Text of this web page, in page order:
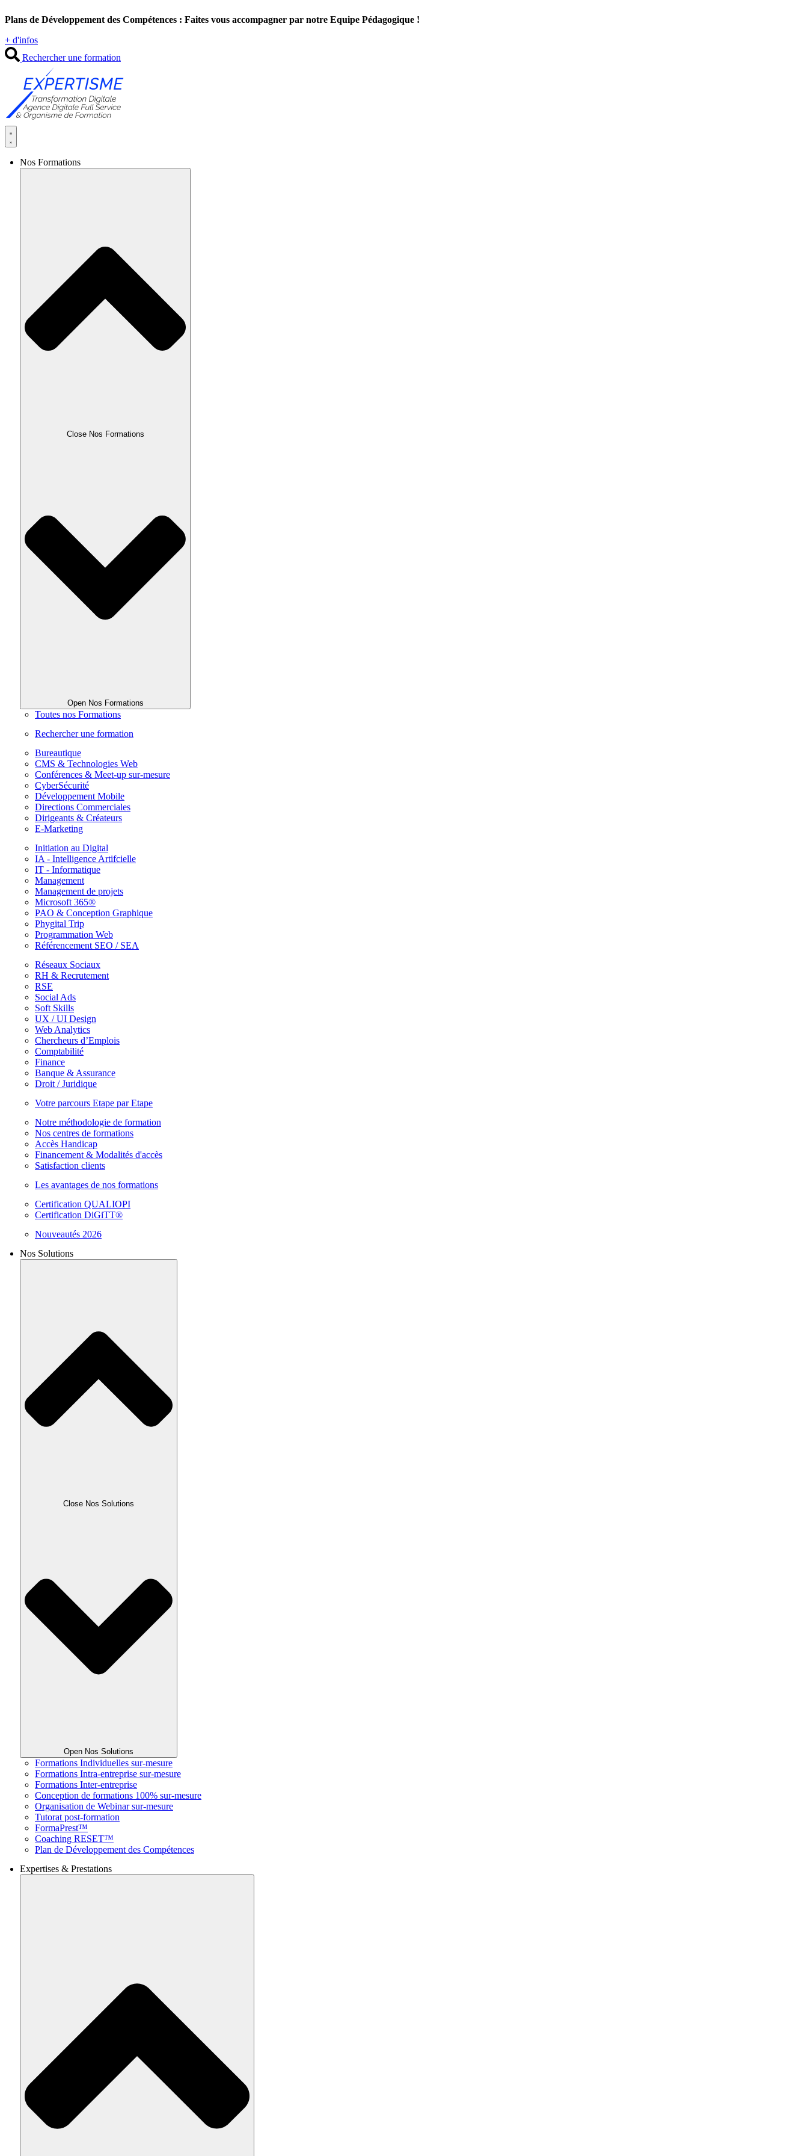
au
Plans de Développement des Compétences : Faites vous accompagner par notre Equipe Pédagogique !
+ d'infos
Rechercher une formation
Nos Formations
Close Nos Formations
Open Nos Formations
Toutes nos Formations
Rechercher une formation
Bureautique
CMS & Technologies Web
Conférences & Meet-up sur-mesure
CyberSécurité
Développement Mobile
Directions Commerciales
Dirigeants & Créateurs
E-Marketing
Initiation au Digital
IA - Intelligence Artifcielle
IT - Informatique
Management
Management de projets
Microsoft 365®
PAO & Conception Graphique
Phygital Trip
Programmation Web
Référencement SEO / SEA
Réseaux Sociaux
RH & Recrutement
RSE
Social Ads
Soft Skills
UX / UI Design
Web Analytics
Chercheurs d’Emplois
Comptabilité
Finance
Banque & Assurance
Droit / Juridique
Votre parcours Etape par Etape
Notre méthodologie de formation
Nos centres de formations
Accès Handicap
Financement & Modalités d'accès
Satisfaction clients
Les avantages de nos formations
Certification QUALIOPI
Certification DiGiTT®
Nouveautés 2026
Nos Solutions
Close Nos Solutions
Open Nos Solutions
Formations Individuelles sur-mesure
Formations Intra-entreprise sur-mesure
Formations Inter-entreprise
Conception de formations 100% sur-mesure
Organisation de Webinar sur-mesure
Tutorat post-formation
FormaPrest™
Coaching RESET™
Plan de Développement des Compétences
Expertises & Prestations